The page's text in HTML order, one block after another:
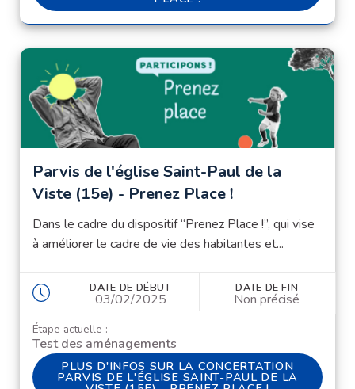
Parvis de l'église Saint-Paul de la
Viste (15e) - Prenez Place !
Dans le cadre du dispositif “Prenez Place !”, qui vise
à améliorer le cadre de vie des habitantes et...
DATE DE DÉBUT
03/02/2025
DATE DE FIN
Non précisé
Étape actuelle :
Test des aménagements
PLUS D'INFOS SUR LA CONCERTATION
PLUS D'INFOS SUR LA CONCERTATION
PARVIS DE L'ÉGLISE SAINT-PAUL DE LA